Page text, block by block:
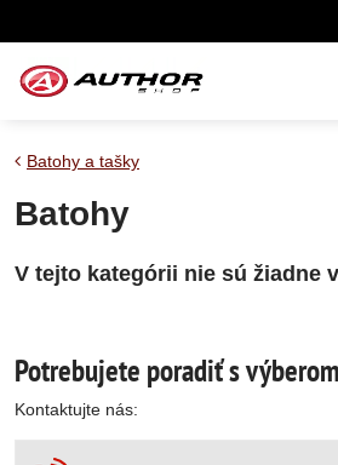
Batohy a tašky
Batohy
Potrebujete poradiť s
Kontaktujte nás: